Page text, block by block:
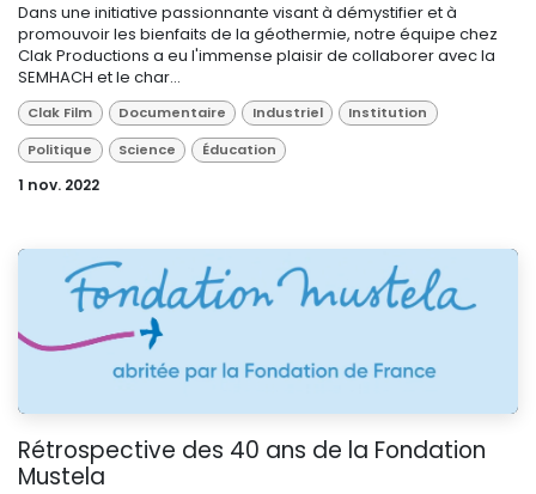
Dans une initiative passionnante visant à démystifier et à
promouvoir les bienfaits de la géothermie, notre équipe chez
Clak Productions a eu l'immense plaisir de collaborer avec la
SEMHACH et le char...
Clak Film Documentaire Industriel
Institution
Politique
Science Éducation
1 nov. 2022
Rétrospective des 40 ans de la Fondation
Mustela